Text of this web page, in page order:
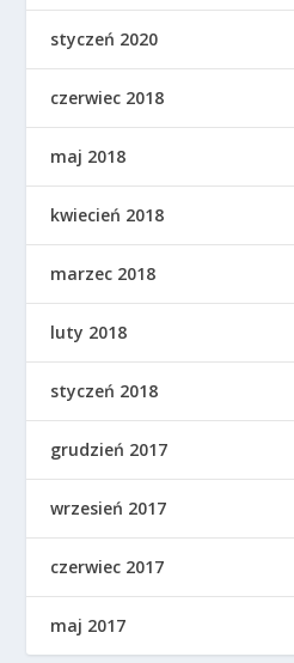
styczeń 2020
czerwiec 2018
maj 2018
kwiecień 2018
marzec 2018
luty 2018
styczeń 2018
grudzień 2017
wrzesień 2017
czerwiec 2017
maj 2017